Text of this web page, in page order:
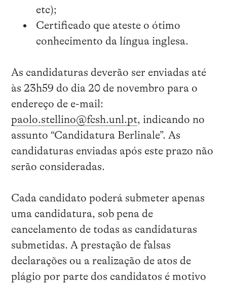
etc);
Certificado que ateste o ótimo
conhecimento da língua inglesa.
As candidaturas deverão ser enviadas até
às 23h59 do dia 20 de novembro para o
endereço de e-mail:
paolo.stellino@fcsh.unl.pt, indicando no
assunto “Candidatura Berlinale”. As
candidaturas enviadas após este prazo não
serão consideradas.
Cada candidato poderá submeter apenas
uma candidatura, sob pena de
cancelamento de todas as candidaturas
submetidas. A prestação de falsas
declarações ou a realização de atos de
plágio por parte dos candidatos é motivo